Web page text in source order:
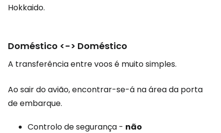
Hokkaido.
Doméstico <-> Doméstico
A transferência entre voos é muito simples.
Ao sair do avião, encontrar-se-á na área da porta
de embarque.
Controlo de segurança - não